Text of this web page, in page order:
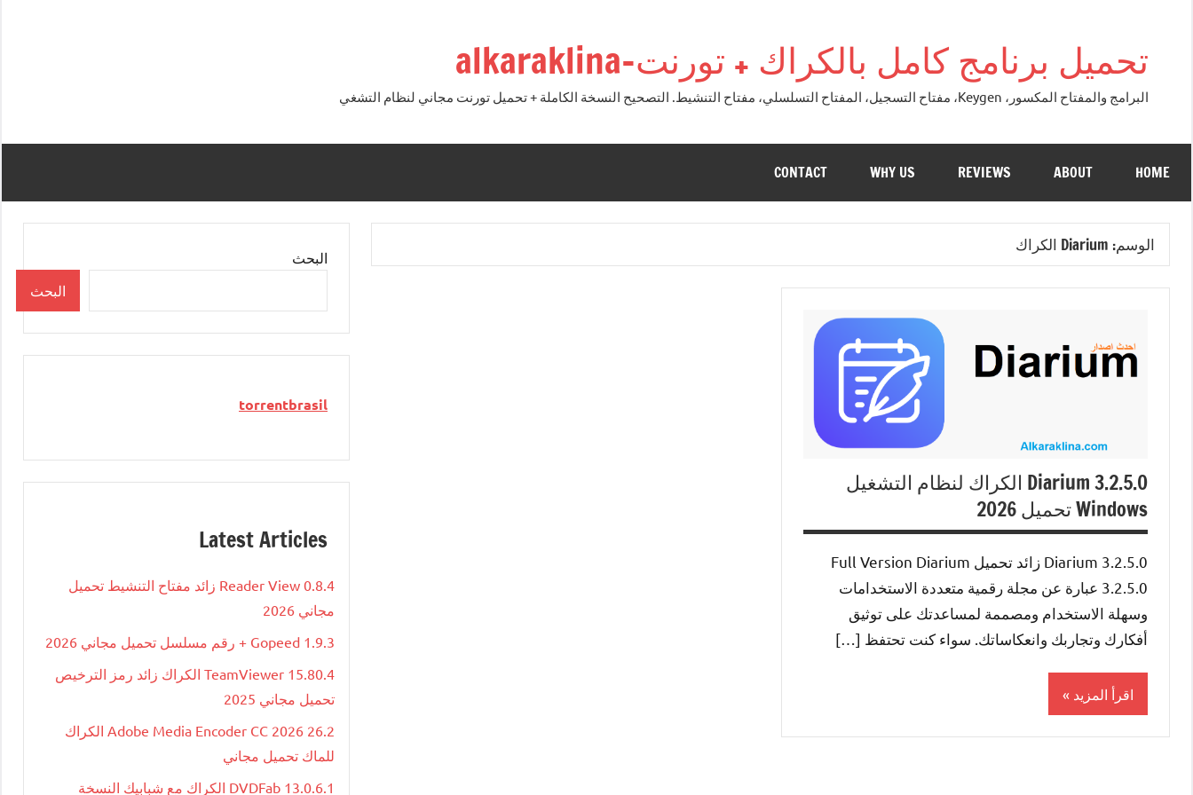
المحتوىتحميل برنامج كامل بالكراك + تورنت-alkaraklina
البرامج والمفتاح المكسور، Keygen، مفتاح التسجيل، المفتاح التسلسلي، مفتاح التنشيط. التصحيح النسخة الكاملة + تحميل تورنت مجاني لنظام التشغي
HOME
ABOUT
REVIEWS
WHY US
CONTACT
الوسم: Diarium الكراك
Diarium 3.2.5.0 الكراك لنظام التشغيل
Windows تحميل 2026
Diarium 3.2.5.0 زائد تحميل Full Version Diarium
3.2.5.0 عبارة عن مجلة رقمية متعددة الاستخدامات
وسهلة الاستخدام ومصممة لمساعدتك على توثيق
أفكارك وتجاربك وانعكاساتك. سواء كنت تحتفظ […]
اقرأ المزيد
البحث
البحث
torrentbrasil
Latest Articles
Reader View 0.8.4 زائد مفتاح التنشيط تحميل
مجاني 2026
Gopeed 1.9.3 + رقم مسلسل تحميل مجاني 2026
TeamViewer 15.80.4 الكراك زائد رمز الترخيص
تحميل مجاني 2025
Adobe Media Encoder CC 2026 26.2 الكراك
للماك تحميل مجاني
DVDFab 13.0.6.1 الكراك مع شبابيك النسخة